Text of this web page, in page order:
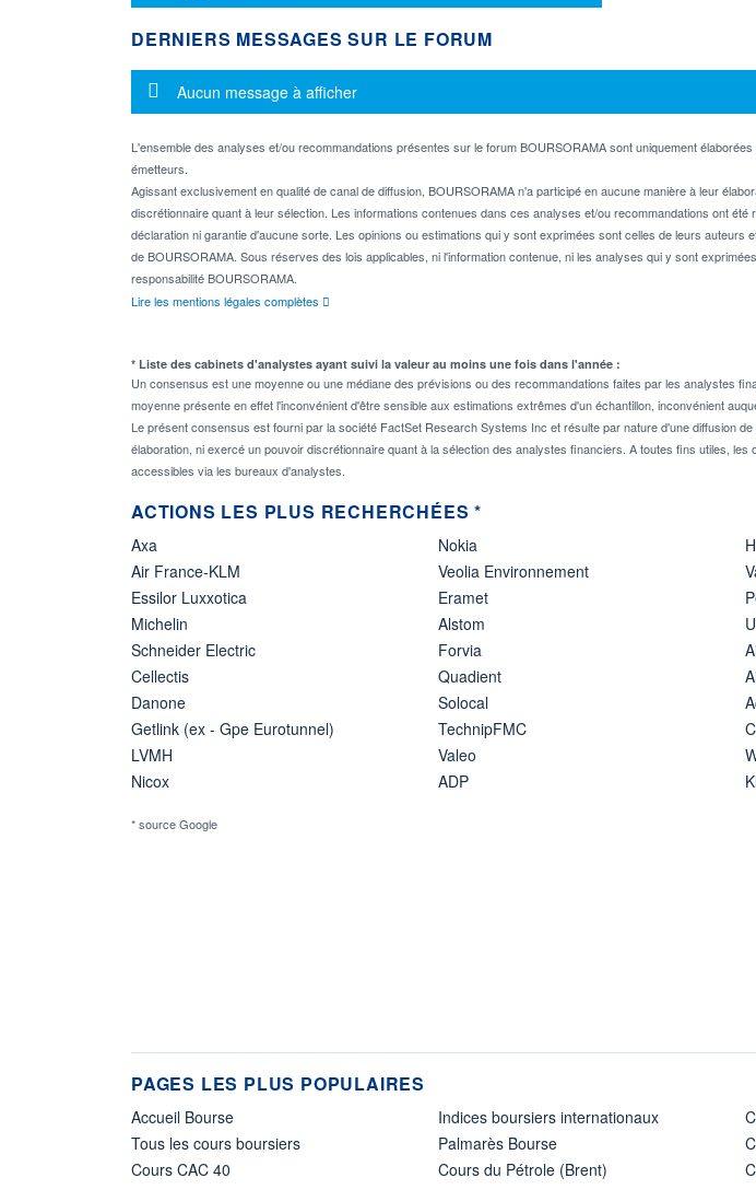
DERNIERS MESSAGES SUR LE FORUM
Message d'information
Aucun message à afficher
L'ensemble des analyses et/ou recommandations présentes sur le forum BOURSORAMA sont uniquement
émetteurs.
Agissant exclusivement en qualité de canal de diffusion, BOURSORAMA n'a participé en aucune manière à leur
discrétionnaire quant à leur sélection. Les informations contenues dans ces analyses et/ou recommandations ont été
déclaration ni garantie d'aucune sorte. Les opinions ou estimations qui y sont exprimées sont celles de leurs auteurs
de BOURSORAMA. Sous réserves des lois applicables, ni l'information contenue, ni les analyses qui y sont
responsabilité BOURSORAMA.
Lire les mentions légales complètes
* Liste des cabinets d'analystes ayant suivi la valeur au moins une fois dans l'année :
Un consensus est une moyenne ou une médiane des prévisions ou des recommandations faites par les analystes
moyenne présente en effet l'inconvénient d'être sensible aux estimations extrêmes d'un échantillon, inconvénient
Le présent consensus est fourni par la société FactSet Research Systems Inc et résulte par nature d'une diffusion
élaboration, ni exercé un pouvoir discrétionnaire quant à la sélection des analystes financiers. A toutes fins utiles,
accessibles via les bureaux d'analystes.
ACTIONS LES PLUS RECHERCHÉES *
Axa
Air France-KLM
Essilor Luxxotica
Michelin
Schneider Electric
Cellectis
Danone
Getlink (ex - Gpe Eurotunnel)
LVMH
Nicox
Nokia
Veolia Environnement
Eramet
Alstom
Forvia
Quadient
Solocal
TechnipFMC
Valeo
ADP
* source Google
PAGES LES PLUS POPULAIRES
Accueil Bourse
Tous les cours boursiers
Cours CAC 40
Indices boursiers internationaux
Palmarès Bourse
Cours du Pétrole (Brent)